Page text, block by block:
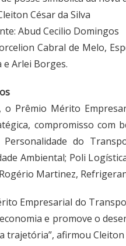
César da Silva
Abud Cecilio Domingos
Cabral de Melo,
e Arlei Borges.
o Prêmio Mérito
compromisso com
Personalidade do
Ambiental; Poli
Martinez,
Empresarial do
e promove o
trajetória”, afirmou